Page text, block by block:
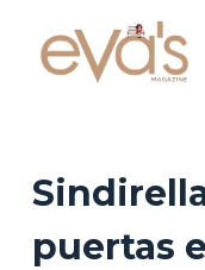
a
puertas